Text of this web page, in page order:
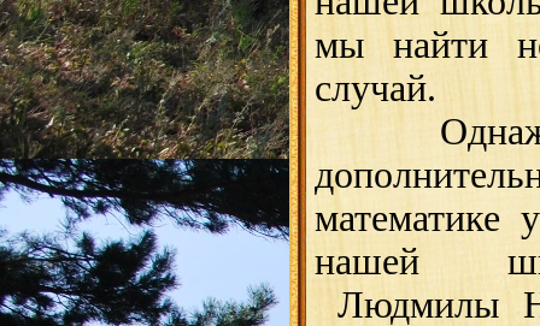
мы найти
случай.
Однажды
математике
нашей
Людмилы